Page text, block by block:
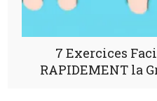
7 Exercices
RAPIDEMENT la